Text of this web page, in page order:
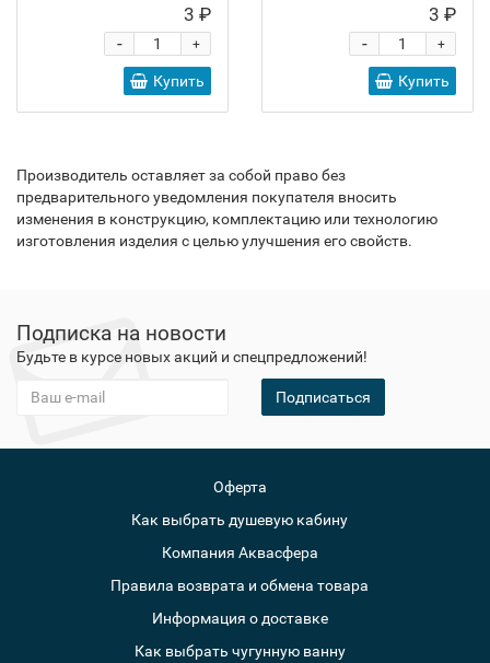
3 ₽
+
-
Купить
3 ₽
+
-
Купить
Производитель оставляет за собой право без
предварительного уведомления покупателя вносить
изменения в конструкцию, комплектацию или технологию
изготовления изделия с целью улучшения его свойств.
Подписка на новости
Будьте в курсе новых акций и спецпредложений!
Подписаться
Оферта
Как выбрать душевую кабину
Компания Аквасфера
Правила возврата и обмена товара
Информация о доставке
Как выбрать чугунную ванну